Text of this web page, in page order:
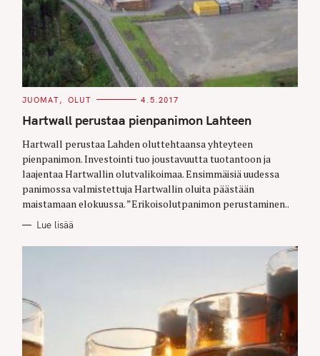
C
T
E
O
R
I
E
S
JUOMAT OLUT 4.5.2017
Hartwall perustaa pienpanimon Lahteen
Hartwall perustaa Lahden oluttehtaansa yhteyteen
pienpanimon. Investointi tuo joustavuutta tuotantoon ja
laajentaa Hartwallin olutvalikoimaa. Ensimmäisiä uudessa
panimossa valmistettuja Hartwallin oluita päästään
maistamaan elokuussa. ”Erikoisolutpanimon perustaminen..
Lue lisää